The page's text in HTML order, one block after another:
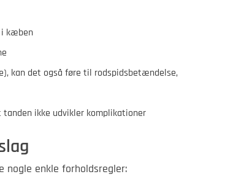
i kæben
kan det også føre til rodspidsbetændelse,
ikke udvikler komplikationer
nogle enkle forholdsregler: